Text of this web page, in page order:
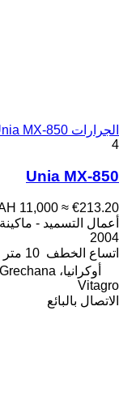
الجرارات Unia MX-850
4
Unia MX-850
11,000 ≈ €213.20
أعمال التسميد -
2004
اتساع الخطف 10 متر
أوكرانيا، Grechana
Vitagro
الاتصال بالبائع